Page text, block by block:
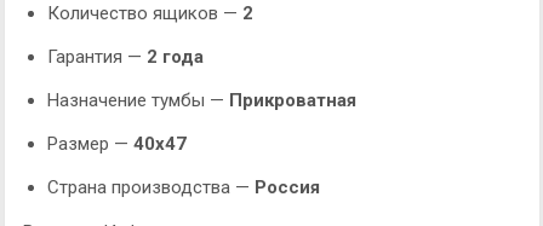
Количество ящиков — 2
Гарантия — 2 года
Назначение тумбы — Прикроватная
Размер — 40х47
Страна производства — Россия